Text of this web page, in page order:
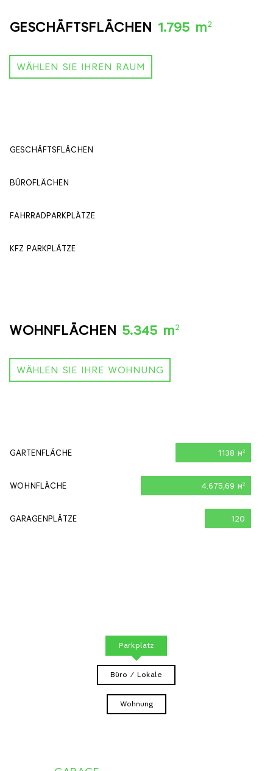
GESCHÄFTSFLÄCHEN 1.795 m2
WÄHLEN SIE IHREN RAUM
GESCHÄFTSFLÄCHEN
BÜROFLÄCHEN
FAHRRADPARKPLÄTZE
KFZ PARKPLÄTZE
WOHNFLÄCHEN 5.345 m2
WÄHLEN SIE IHRE WOHNUNG
GARTENFLÄCHE 1138 м2
WOHNFLÄCHE 4.675,69 м2
GARAGENPLÄTZE 120
Parkplatz
Büro / Lokale
Wohnung